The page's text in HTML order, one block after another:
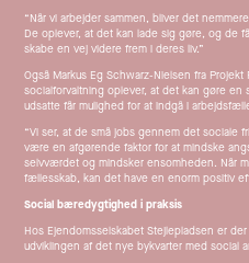
“Når vi arbejder sammen, bliver det
De oplever, at det kan lade sig gøre, og de
skabe en vej videre frem i deres liv.”
Også Markus Eg Schwarz-Nielsen fra
socialforvaltning oplever, at det kan gøre
udsatte får mulighed for at indgå i
“Vi ser, at de små jobs gennem det sociale
være en afgørende faktor for at mindske
selvværdet og mindsker ensomheden. Når
fællesskab, kan det have en enorm positiv
Social bæredygtighed i praksis
Hos Ejendomsselskabet Stejlepladsen er
udviklingen af det nye bykvarter med social